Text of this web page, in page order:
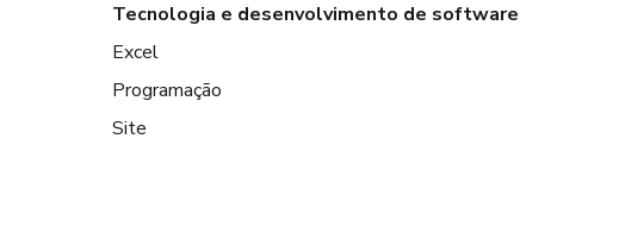
Tecnologia e desenvolvimento de software
Excel
Programação
Site